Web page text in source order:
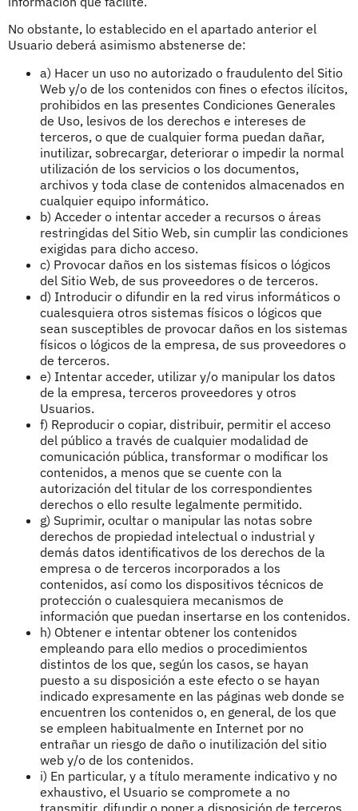
No obstante, lo establecido en el apartado anterior el
Usuario deberá asimismo abstenerse de:
a) Hacer un uso no autorizado o fraudulento del Sitio
Web y/o de los contenidos con fines o efectos ilícitos,
prohibidos en las presentes Condiciones Generales
de Uso, lesivos de los derechos e intereses de
terceros, o que de cualquier forma puedan dañar,
inutilizar, sobrecargar, deteriorar o impedir la normal
utilización de los servicios o los documentos,
archivos y toda clase de contenidos almacenados en
cualquier equipo informático.
b) Acceder o intentar acceder a recursos o áreas
restringidas del Sitio Web, sin cumplir las condiciones
exigidas para dicho acceso.
c) Provocar daños en los sistemas físicos o lógicos
del Sitio Web, de sus proveedores o de terceros.
d) Introducir o difundir en la red virus informáticos o
cualesquiera otros sistemas físicos o lógicos que
sean susceptibles de provocar daños en los sistemas
físicos o lógicos de la empresa, de sus proveedores o
de terceros.
e) Intentar acceder, utilizar y/o manipular los datos
de la empresa, terceros proveedores y otros
Usuarios.
f) Reproducir o copiar, distribuir, permitir el acceso
del público a través de cualquier modalidad de
comunicación pública, transformar o modificar los
contenidos, a menos que se cuente con la
autorización del titular de los correspondientes
derechos o ello resulte legalmente permitido.
g) Suprimir, ocultar o manipular las notas sobre
derechos de propiedad intelectual o industrial y
demás datos identificativos de los derechos de la
empresa o de terceros incorporados a los
contenidos, así como los dispositivos técnicos de
protección o cualesquiera mecanismos de
información que puedan insertarse en los contenidos.
h) Obtener e intentar obtener los contenidos
empleando para ello medios o procedimientos
distintos de los que, según los casos, se hayan
puesto a su disposición a este efecto o se hayan
indicado expresamente en las páginas web donde se
encuentren los contenidos o, en general, de los que
se empleen habitualmente en Internet por no
entrañar un riesgo de daño o inutilización del sitio
web y/o de los contenidos.
i) En particular, y a título meramente indicativo y no
exhaustivo, el Usuario se compromete a no
transmitir, difundir o poner a disposición de terceros